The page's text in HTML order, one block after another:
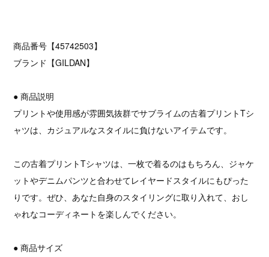
商品番号【45742503】
ブランド【GILDAN】
● 商品説明
プリントや使用感が雰囲気抜群でサブライムの古着プリントTシ
ャツは、カジュアルなスタイルに負けないアイテムです。
この古着プリントTシャツは、一枚で着るのはもちろん、ジャケ
ットやデニムパンツと合わせてレイヤードスタイルにもぴった
りです。ぜひ、あなた自身のスタイリングに取り入れて、おし
ゃれなコーディネートを楽しんでください。
● 商品サイズ